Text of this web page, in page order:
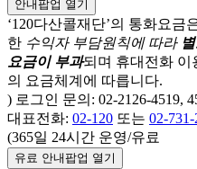
안내팝업 열기
‘120다산콜재단’의 통화요금
한 수익자 부담원칙에 따라
요금이 부과되며 휴대전화 이
의 요금체계에 따릅니다.
) 로그인 문의: 02-2126-4519,
대표전화: 02-120 또는 02-
(365일 24시간 운영/유료
유료 안내팝업 열기